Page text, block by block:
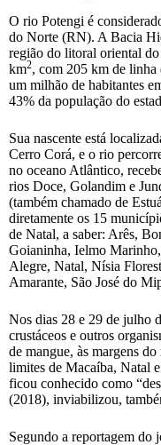
O rio Potengi é
do Norte (RN). A Bacia
região do litoral oriental
km2, com 205 km de linha
um milhão de habitantes
43% da população do
Sua nascente está
Cerro Corá, e o rio
no oceano Atlântico,
rios Doce, Golandim e
(também chamado de
diretamente os 15
de Natal, a saber: Arês,
Goianinha, Ielmo
Alegre, Natal, Nísia
Amarante, São José do
Nos dias 28 e 29 de julho
crustáceos e outros
de mangue, às margens
limites de Macaíba, Natal
ficou conhecido como
(2018), inviabilizou,
Segundo a reportagem